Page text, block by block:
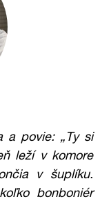
a povie: „Ty si
leží v komore
v šuplíku.
bonboniér